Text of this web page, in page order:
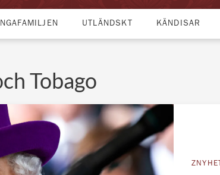
UTLÄNDSKT KÄNDISAR
Tobago